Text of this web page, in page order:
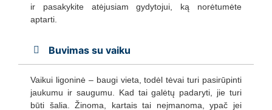
ir pasakykite atėjusiam gydytojui, ką norėtumėte
aptarti.
Buvimas su vaiku
Vaikui ligoninė – baugi vieta, todėl tėvai turi pasirūpinti
jaukumu ir saugumu. Kad tai galėtų padaryti, jie turi
būti šalia. Žinoma, kartais tai neįmanoma, ypač jei